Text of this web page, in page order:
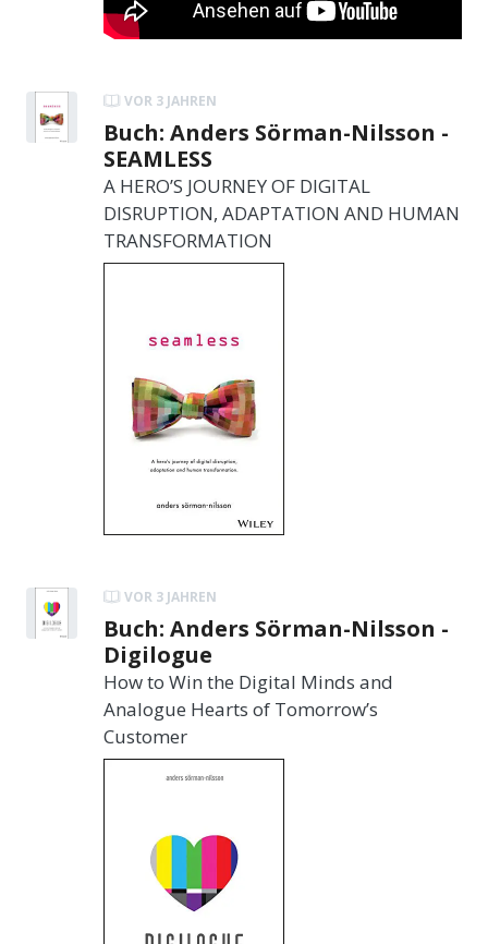
VOR 3 JAHREN
Buch: Anders Sörman-Nilsson -
SEAMLESS
A HERO’S JOURNEY OF DIGITAL
DISRUPTION, ADAPTATION AND HUMAN
TRANSFORMATION
VOR 3 JAHREN
Buch: Anders Sörman-Nilsson -
Digilogue
How to Win the Digital Minds and
Analogue Hearts of Tomorrow’s
Customer